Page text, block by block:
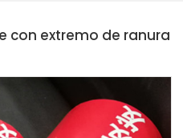
con extremo de ranura